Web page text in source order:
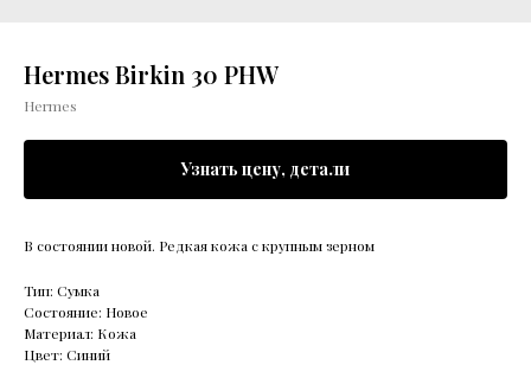
Hermes Birkin 30 PHW
Hermes
Узнать цену, детали
В состоянии новой. Редкая кожа с крупным зерном
Тип: Сумка
Состояние: Новое
Материал: Кожа
Цвет: Синий